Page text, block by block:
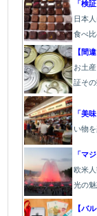
「検
日本
食べ
【間
お土
証その
「美
い物
「マ
欧米
光の
【バ